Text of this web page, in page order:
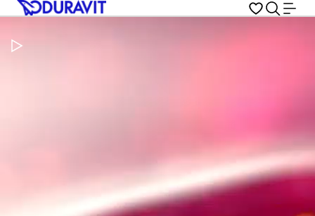
Metti in pausa il video